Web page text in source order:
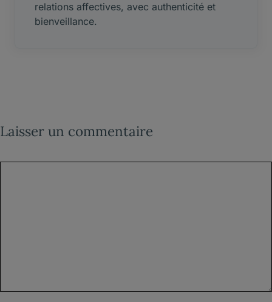
relations affectives, avec authenticité et
bienveillance.
Laisser un commentaire